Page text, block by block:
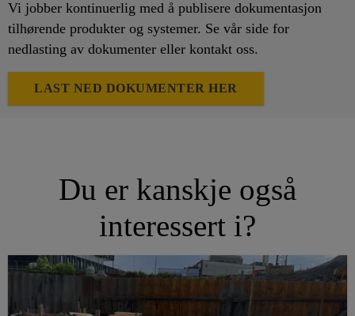
Vi jobber kontinuerlig med å publisere dokumentasjon
tilhørende produkter og systemer. Se vår side for
nedlasting av dokumenter eller kontakt oss.
LAST NED DOKUMENTER HER
Du er kanskje også
interessert i?